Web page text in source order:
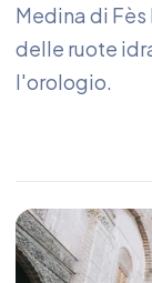
Medina di
delle ruote
l'orologio.